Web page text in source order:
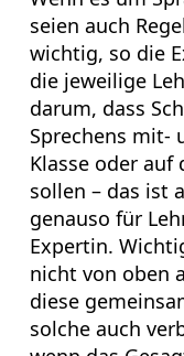
seien auch
wichtig, so die
die jeweilige
darum, dass
Sprechens mit-
Klasse oder auf
sollen – das ist
genauso für
Expertin.
nicht von oben
diese
solche auch